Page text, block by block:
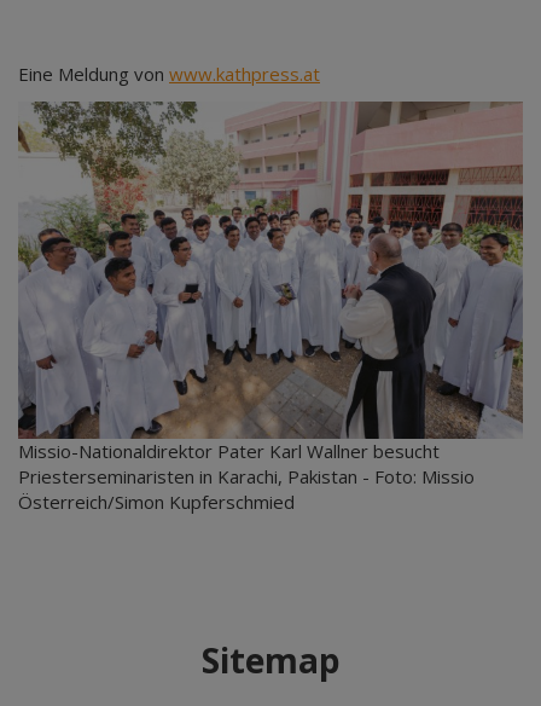
Eine Meldung von www.kathpress.at
Missio-Nationaldirektor Pater Karl Wallner besucht
Priesterseminaristen in Karachi, Pakistan - Foto: Missio
Österreich/Simon Kupferschmied
Sitemap